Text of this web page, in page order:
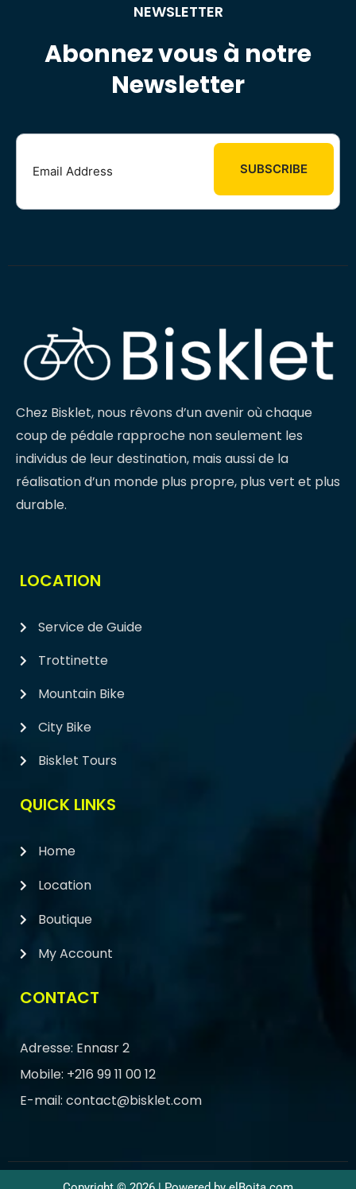
NEWSLETTER
Abonnez vous à notre
Newsletter
Chez Bisklet, nous rêvons d’un avenir où chaque
coup de pédale rapproche non seulement les
individus de leur destination, mais aussi de la
réalisation d’un monde plus propre, plus vert et plus
durable.
LOCATION
Service de Guide
Trottinette
Mountain Bike
City Bike
Bisklet Tours
QUICK LINKS
Home
Location
Boutique
My Account
CONTACT
Adresse: Ennasr 2
Mobile: +216 99 11 00 12
E-mail: contact@bisklet.com